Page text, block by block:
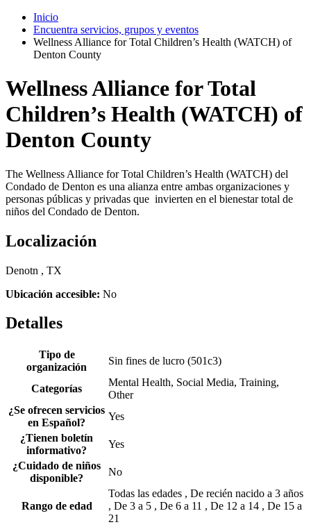
Inicio
Encuentra servicios, grupos y eventos
Wellness Alliance for Total Children’s Health (WATCH) of
Denton County
Wellness Alliance for Total
Children’s Health (WATCH) of
Denton County
The Wellness Alliance for Total Children’s Health (WATCH) del
Condado de Denton es una alianza entre ambas organizaciones y
personas públicas y privadas que invierten en el bienestar total de
niños del Condado de Denton.
Localización
Denotn , TX
Ubicación accesible: No
Detalles
Tipo de
organización
Sin fines de lucro (501c3)
Categorías
Mental Health, Social Media, Training,
Other
¿Se ofrecen servicios
en Español?
Yes
¿Tienen boletín
informativo?
Yes
¿Cuidado de niños
disponible?
No
Rango de edad
Todas las edades , De recién nacido a 3 años
, De 3 a 5 , De 6 a 11 , De 12 a 14 , De 15 a
21